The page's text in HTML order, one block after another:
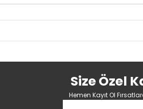
Size Özel
Hemen Kayıt Ol